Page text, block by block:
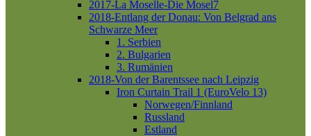
2017-La Moselle-Die Mosel7
2018-Entlang der Donau: Von Belgrad ans
Schwarze Meer
1. Serbien
2. Bulgarien
3. Rumänien
2018-Von der Barentssee nach Leipzig
Iron Curtain Trail 1 (EuroVelo 13)
Norwegen/Finnland
Russland
Estland